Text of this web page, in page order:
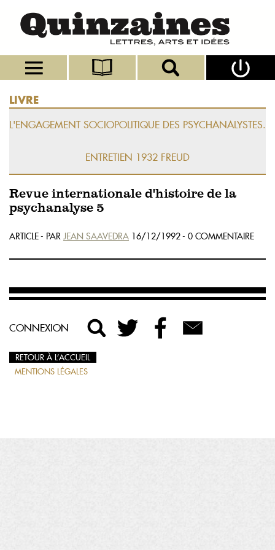
LIVRE
L'ENGAGEMENT SOCIOPOLITIQUE DES PSYCHANALYSTES.
ENTRETIEN 1932 FREUD
Revue internationale d'histoire de la
psychanalyse 5
ARTICLE - PAR JEAN SAAVEDRA 16/12/1992 - 0 COMMENTAIRE
CONNEXION
RETOUR À L’ACCUEIL
MENTIONS LÉGALES